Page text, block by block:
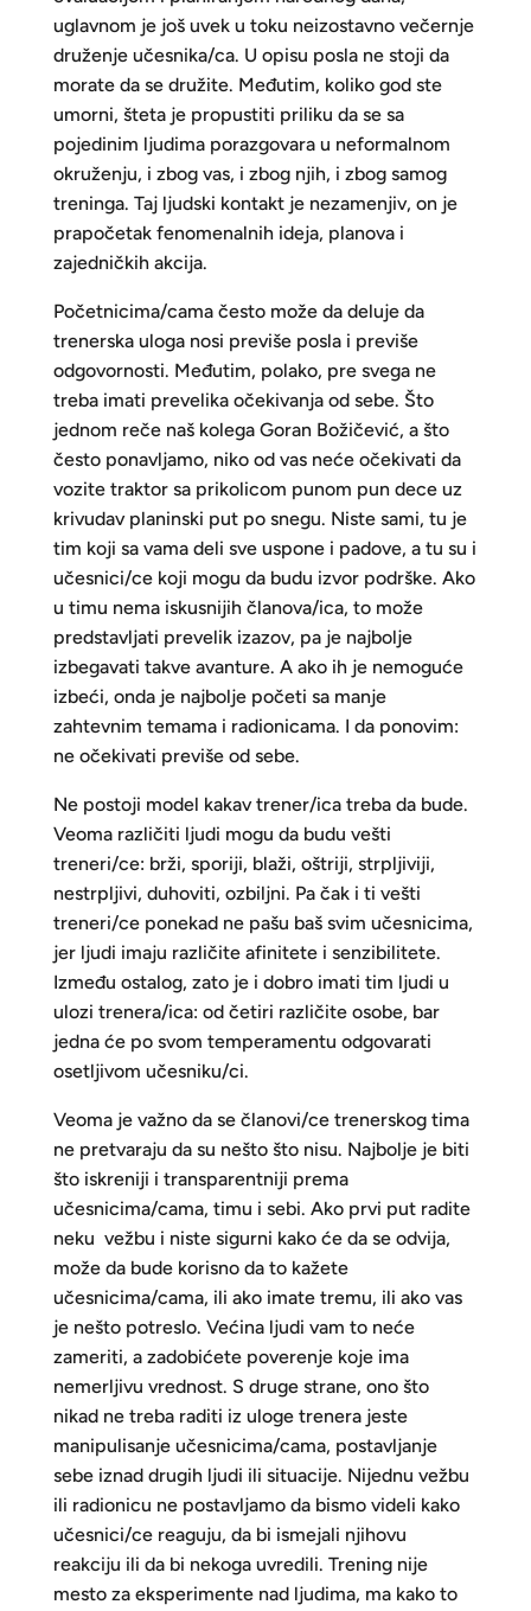
uglavnom je još uvek u toku neizostavno večernje
druženje učesnika/ca. U opisu posla ne stoji da
morate da se družite. Međutim, koliko god ste
umorni, šteta je propustiti priliku da se sa
pojedinim ljudima porazgovara u neformalnom
okruženju, i zbog vas, i zbog njih, i zbog samog
treninga. Taj ljudski kontakt je nezamenjiv, on je
prapočetak fenomenalnih ideja, planova i
zajedničkih akcija.
Početnicima/cama često može da deluje da
trenerska uloga nosi previše posla i previše
odgovornosti. Međutim, polako, pre svega ne
treba imati prevelika očekivanja od sebe. Što
jednom reče naš kolega Goran Božičević, a što
često ponavljamo, niko od vas neće očekivati da
vozite traktor sa prikolicom punom pun dece uz
krivudav planinski put po snegu. Niste sami, tu je
tim koji sa vama deli sve uspone i padove, a tu su i
učesnici/ce koji mogu da budu izvor podrške. Ako
u timu nema iskusnijih članova/ica, to može
predstavljati prevelik izazov, pa je najbolje
izbegavati takve avanture. A ako ih je nemoguće
izbeći, onda je najbolje početi sa manje
zahtevnim temama i radionicama. I da ponovim:
ne očekivati previše od sebe.
Ne postoji model kakav trener/ica treba da bude.
Veoma različiti ljudi mogu da budu vešti
treneri/ce: brži, sporiji, blaži, oštriji, strpljiviji,
nestrpljivi, duhoviti, ozbiljni. Pa čak i ti vešti
treneri/ce ponekad ne pašu baš svim učesnicima,
jer ljudi imaju različite afinitete i senzibilitete.
Između ostalog, zato je i dobro imati tim ljudi u
ulozi trenera/ica: od četiri različite osobe, bar
jedna će po svom temperamentu odgovarati
osetljivom učesniku/ci.
Veoma je važno da se članovi/ce trenerskog tima
ne pretvaraju da su nešto što nisu. Najbolje je biti
što iskreniji i transparentniji prema
učesnicima/cama, timu i sebi. Ako prvi put radite
neku vežbu i niste sigurni kako će da se odvija,
može da bude korisno da to kažete
učesnicima/cama, ili ako imate tremu, ili ako vas
je nešto potreslo. Većina ljudi vam to neće
zameriti, a zadobićete poverenje koje ima
nemerljivu vrednost. S druge strane, ono što
nikad ne treba raditi iz uloge trenera jeste
manipulisanje učesnicima/cama, postavljanje
sebe iznad drugih ljudi ili situacije. Nijednu vežbu
ili radionicu ne postavljamo da bismo videli kako
učesnici/ce reaguju, da bi ismejali njihovu
reakciju ili da bi nekoga uvredili. Trening nije
mesto za eksperimente nad ljudima, ma kako to